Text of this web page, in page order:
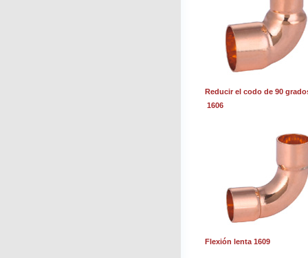
Reducir el codo de 90
1606
Flexión lenta 1609